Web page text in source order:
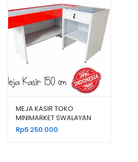
MEJA KASIR TOKO
MINIMARKET SWALAYAN
BAHAN BESI TIPE MK-05
Rp5.250.000